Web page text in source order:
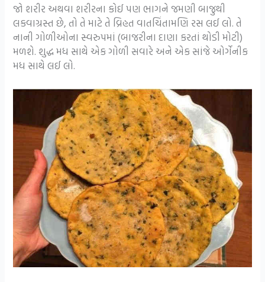
જો શરીર અથવા શરીરના કોઈ પણ ભાગને જમણી બાજુથી
લકવાગ્રસ્ત છે, તો તે માટે તે વ્રિહત વાતચિંતામણિ રસ લઈ લો. તે
નાની ગોળીઓના સ્વરુપમાં (બાજરીના દાણા કરતાં થોડી મોટી)
મળશે. શુદ્ધ મધ સાથે એક ગોળી સવારે અને એક સાંજે ઓર્ગેનીક
મધ સાથે લઈ લો.